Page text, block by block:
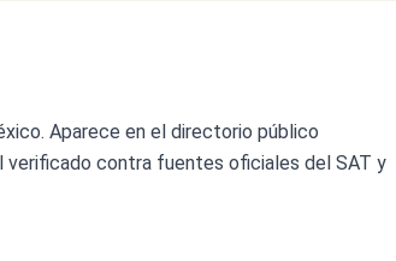
Aparece en el directorio público
verificado contra fuentes oficiales del SAT y